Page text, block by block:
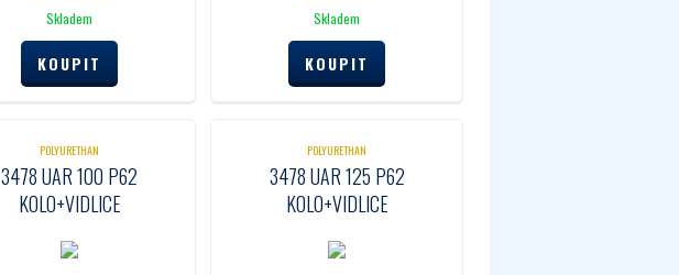
Skladem Skladem
POLYURETHAN
3478 UAR 100 P62
KOLO+VIDLICE
POLYURETHAN
3478 UAR 125 P62
KOLO+VIDLICE